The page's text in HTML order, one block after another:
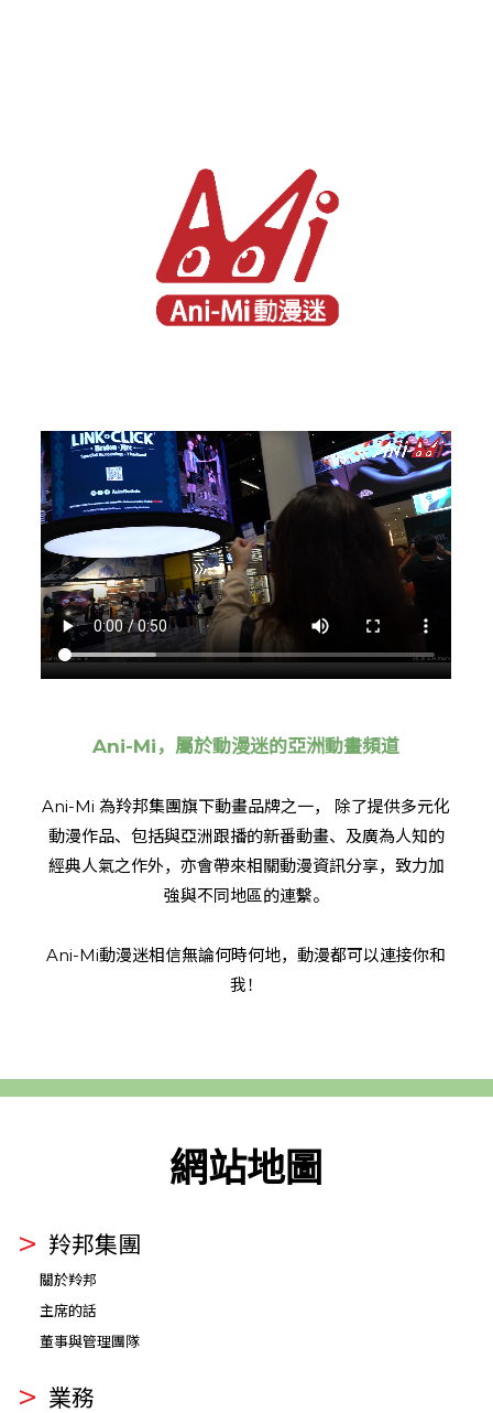
Ani-Mi，屬於動漫迷的亞洲動畫頻道
Ani-Mi 為羚邦集團旗下動畫品牌之一， 除了提供多元化
動漫作品、包括與亞洲跟播的新番動畫、及廣為人知的
經典人氣之作外，亦會帶來相關動漫資訊分享，致力加
強與不同地區的連繫。
Ani-Mi動漫迷相信無論何時何地，動漫都可以連接你和
我！
網站地圖
羚邦集團
關於羚邦
主席的話
董事與管理團隊
業務